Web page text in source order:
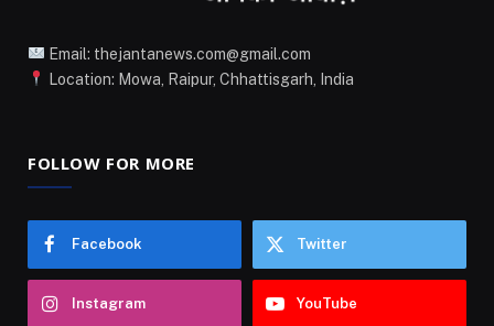
Email: thejantanews.com@gmail.com
Location: Mowa, Raipur, Chhattisgarh, India
FOLLOW FOR MORE
Facebook Twitter
Instagram YouTube